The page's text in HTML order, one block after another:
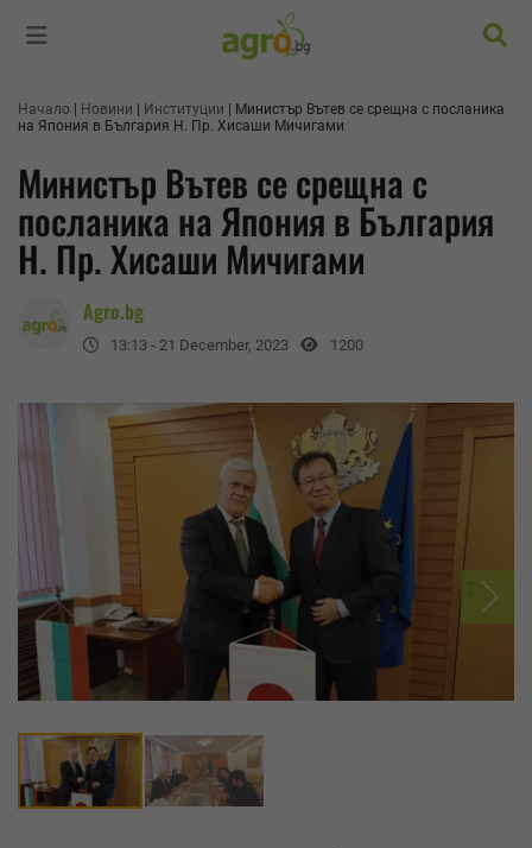
Начало Новини Институции
Министър Вътев се срещна с посланика
на Япония в България Н. Пр. Хисаши Мичигами
Министър Вътев се срещна с
посланика на Япония в България
Н. Пр. Хисаши Мичигами
Agro.bg
13:13 - 21 December, 2023 1200